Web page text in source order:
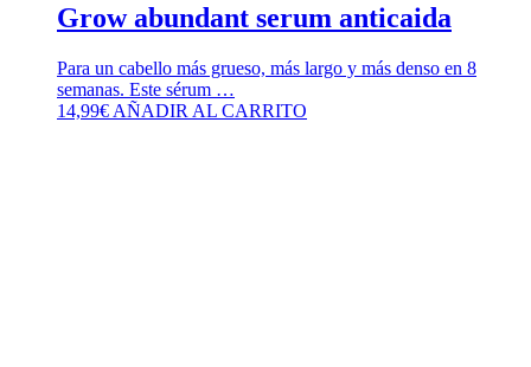
Grow abundant serum anticaida
Para un cabello más grueso, más largo y más denso en 8
semanas. Este sérum …
14,99€ AÑADIR AL CARRITO